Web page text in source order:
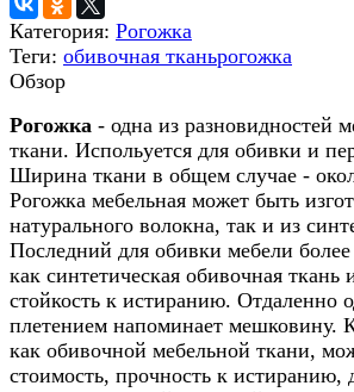
Категория: Рогожка
Теги: обивочная тканьрогожка
Обзор
Рогожка - одна из разновидностей
ткани. Испольуется для обивки и
Ширина ткани в общем случае -
Рогожка мебельная может быть
натурального волокна, так и из
Последний для обивки мебели
как синтетическая обивочная
стойкость к истиранию. Отдаленно
плетением напоминает мешковину.
как обивочной мебельной ткани,
стоимость, прочность к истиранию,